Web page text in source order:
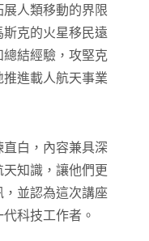
人類移動的界限
克的火星移民遠
結經驗，攻堅克
進載人航天事業
白，內容兼具深
知識，讓他們更
並認為這次講座
科技工作者。